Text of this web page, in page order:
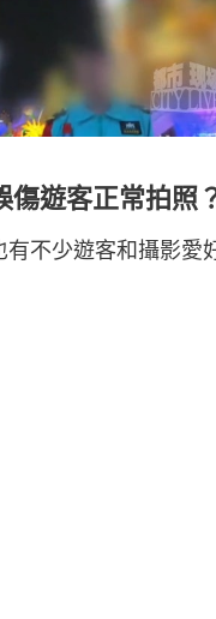
遊客正常拍照
不少遊客和攝影愛